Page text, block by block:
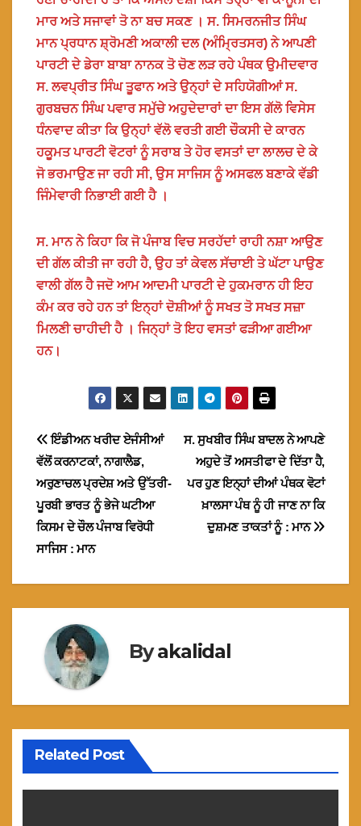
ਮਾਰ ਅਤੇ ਸਜਾਵਾਂ ਤੋ ਨਾ ਬਚ ਸਕਣ । ਸ. ਸਿਮਰਨਜੀਤ ਸਿੰਘ
ਮਾਨ ਪ੍ਰਧਾਨ ਸ਼੍ਰੋਮਣੀ ਅਕਾਲੀ ਦਲ (ਅੰਮ੍ਰਿਤਸਰ) ਨੇ ਆਪਣੀ
ਪਾਰਟੀ ਦੇ ਡੇਰਾ ਬਾਬਾ ਨਾਨਕ ਤੋ ਚੋਣ ਲੜ ਰਹੇ ਪੰਥਕ ਉਮੀਦਵਾਰ
ਸ. ਲਵਪ੍ਰੀਤ ਸਿੰਘ ਤੂਫਾਨ ਅਤੇ ਉਨ੍ਹਾਂ ਦੇ ਸਹਿਯੋਗੀਆਂ ਸ.
ਗੁਰਬਚਨ ਸਿੰਘ ਪਵਾਰ ਸਮੁੱਚੇ ਅਹੁਦੇਦਾਰਾਂ ਦਾ ਇਸ ਗੱਲੋ ਵਿਸੇਸ
ਧੰਨਵਾਦ ਕੀਤਾ ਕਿ ਉਨ੍ਹਾਂ ਵੱਲੋ ਵਰਤੀ ਗਈ ਚੌਕਸੀ ਦੇ ਕਾਰਨ
ਹਕੂਮਤ ਪਾਰਟੀ ਵੋਟਰਾਂ ਨੂੰ ਸਰਾਬ ਤੇ ਹੋਰ ਵਸਤਾਂ ਦਾ ਲਾਲਚ ਦੇ ਕੇ
ਜੋ ਭਰਮਾਉਣ ਜਾ ਰਹੀ ਸੀ, ਉਸ ਸਾਜਿਸ ਨੂੰ ਅਸਫਲ ਬਣਾਕੇ ਵੱਡੀ
ਜਿੰਮੇਵਾਰੀ ਨਿਭਾਈ ਗਈ ਹੈ ।
ਸ. ਮਾਨ ਨੇ ਕਿਹਾ ਕਿ ਜੋ ਪੰਜਾਬ ਵਿਚ ਸਰਹੱਦਾਂ ਰਾਹੀ ਨਸ਼ਾ ਆਉਣ
ਦੀ ਗੱਲ ਕੀਤੀ ਜਾ ਰਹੀ ਹੈ, ਉਹ ਤਾਂ ਕੇਵਲ ਸੱਚਾਈ ਤੇ ਘੱਟਾ ਪਾਉਣ
ਵਾਲੀ ਗੱਲ ਹੈ ਜਦੋ ਆਮ ਆਦਮੀ ਪਾਰਟੀ ਦੇ ਹੁਕਮਰਾਨ ਹੀ ਇਹ
ਕੰਮ ਕਰ ਰਹੇ ਹਨ ਤਾਂ ਇਨ੍ਹਾਂ ਦੋਸ਼ੀਆਂ ਨੂੰ ਸਖਤ ਤੋ ਸਖਤ ਸਜ਼ਾ
ਮਿਲਣੀ ਚਾਹੀਦੀ ਹੈ । ਜਿਨ੍ਹਾਂ ਤੋ ਇਹ ਵਸਤਾਂ ਫੜੀਆ ਗਈਆ
ਹਨ।
Post
navigation
ਸ. ਸੁਖਬੀਰ ਸਿੰਘ ਬਾਦਲ ਨੇ ਆਪਣੇ
ਅਹੁਦੇ ਤੋਂ ਅਸਤੀਫਾ ਦੇ ਦਿੱਤਾ ਹੈ,
ਪਰ ਹੁਣ ਇਨ੍ਹਾਂ ਦੀਆਂ ਪੰਥਕ ਵੋਟਾਂ
ਖ਼ਾਲਸਾ ਪੰਥ ਨੂੰ ਹੀ ਜਾਣ ਨਾ ਕਿ
ਦੁਸ਼ਮਣ ਤਾਕਤਾਂ ਨੂੰ : ਮਾਨ
ਇੰਡੀਅਨ ਖਰੀਦ ਏਜੰਸੀਆਂ
ਵੱਲੋਂ ਕਰਨਾਟਕਾਂ, ਨਾਗਾਲੈਡ,
ਅਰੁਣਾਚਲ ਪ੍ਰਦੇਸ਼ ਅਤੇ ਉੱਤਰੀ-
ਪੂਰਬੀ ਭਾਰਤ ਨੂੰ ਭੇਜੇ ਘਟੀਆ
ਕਿਸਮ ਦੇ ਚੌਲ ਪੰਜਾਬ ਵਿਰੋਧੀ
ਸਾਜਿਸ : ਮਾਨ
Byakalidal
Related Post